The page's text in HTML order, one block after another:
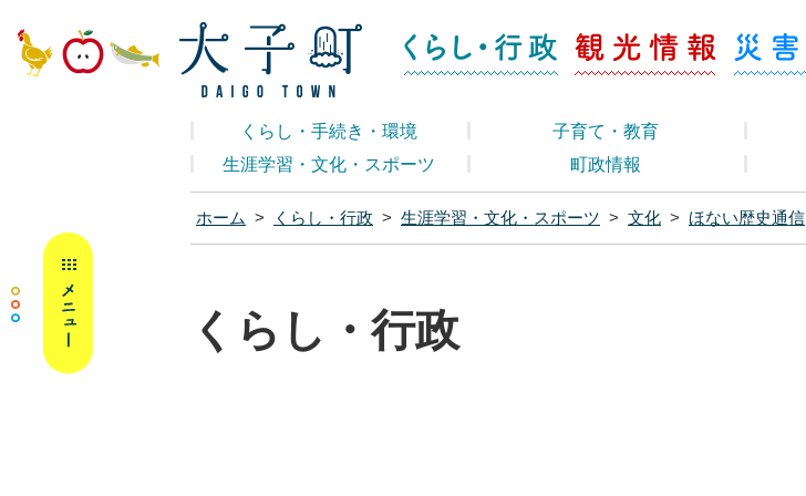
大子町ホームページ くらし・行政
くらし・行政 観光情報
くらし・手続き・環境 子育て・教育
生涯学習・文化・スポーツ
町政情報
ホーム > くらし・行政 > 生涯学習・文化・スポーツ > 文化 > ほない歴史通信
くらし・行政